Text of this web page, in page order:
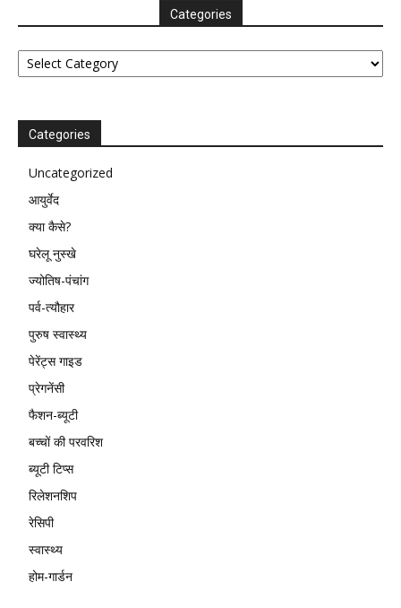
Categories
Categories
Categories
Uncategorized
आयुर्वेद
क्या कैसे?
घरेलू नुस्खे
ज्योतिष-पंचांग
पर्व-त्यौहार
पुरुष स्वास्थ्य
पेरेंट्स गाइड
प्रेगनेंसी
फैशन-ब्यूटी
बच्चों की परवरिश
ब्यूटी टिप्स
रिलेशनशिप
रेसिपी
स्वास्थ्य
होम-गार्डन